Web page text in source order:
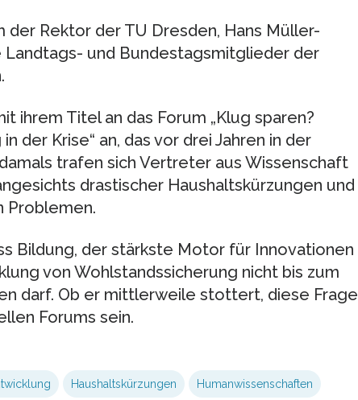
der Rektor der TU Dresden, Hans Müller-
Landtags- und Bundestagsmitglieder der
ihrem Titel an das Forum „Klug sparen?
der Krise“ an, das vor drei Jahren in der
trafen sich Vertreter aus Wissenschaft
drastischer Haushaltskürzungen und
Problemen.
Bildung, der stärkste Motor für Innovationen
von Wohlstandssicherung nicht bis zum
darf. Ob er mittlerweile stottert, diese Frage
Forums sein.
Haushaltskürzungen Humanwissenschaften